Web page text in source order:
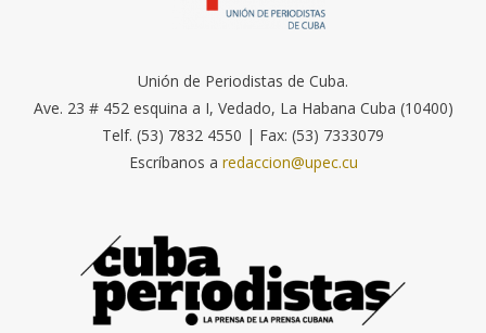
Unión de Periodistas de Cuba.
Ave. 23 # 452 esquina a I, Vedado, La Habana Cuba (10400)
Telf. (53) 7832 4550 | Fax: (53) 7333079
Escríbanos a redaccion@upec.cu